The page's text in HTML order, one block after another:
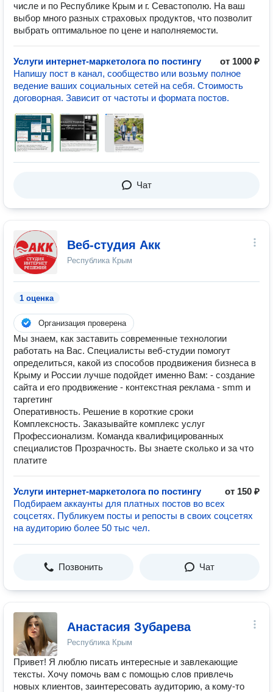
числе и по Республике Крым и г. Севастополю. На ваш
выбор много разных страховых продуктов, что позволит
выбрать оптимальное по цене и наполняемости.
Услуги интернет-маркетолога по постингу
от 1000 ₽
Напишу пост в канал, сообщество или возьму полное
ведение ваших социальных сетей на себя. Стоимость
договорная. Зависит от частоты и формата постов.
Чат
Веб-студия Акк
Республика Крым
1 оценка
Организация проверена
Мы знаем, как заставить современные технологии
работать на Вас. Специалисты веб-студии помогут
определиться, какой из способов продвижения бизнеса в
Крыму и России лучше подойдет именно Вам: - создание
сайта и его продвижение - контекстная реклама - smm и
таргетинг
Оперативность. Решение в короткие сроки
Комплексность. Заказывайте комплекс услуг
Профессионализм. Команда квалифицированных
специалистов Прозрачность. Вы знаете сколько и за что
платите
Услуги интернет-маркетолога по постингу
от 150 ₽
Подбираем аккаунты для платных постов во всех
соцсетях. Публикуем посты и репосты в своих соцсетях
на аудиторию более 50 тыс чел.
Позвонить Чат
Анастасия Зубарева
Республика Крым
Привет! Я люблю писать интересные и завлекающие
тексты. Хочу помочь вам с помощью слов привлечь
новых клиентов, заинтересовать аудиторию, а кому-то